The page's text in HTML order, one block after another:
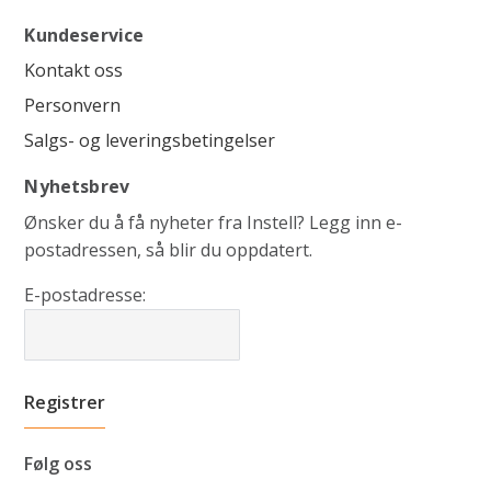
Kundeservice
Kontakt oss
Personvern
Salgs- og leveringsbetingelser
Nyhetsbrev
Ønsker du å få nyheter fra Instell? Legg inn e-
postadressen, så blir du oppdatert.
E-postadresse:
Følg oss